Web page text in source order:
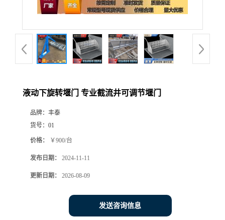
液动下旋转堰门 专业截流井可调节堰门
品牌： 丰泰
货号： 01
价格： ￥900/台
发布日期： 2024-11-11
更新日期： 2026-08-09
发送咨询信息